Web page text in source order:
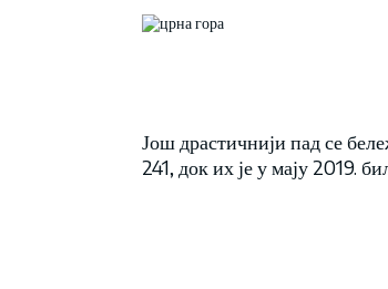
Још драстичнији пад се
241, док их је у мају 2019.